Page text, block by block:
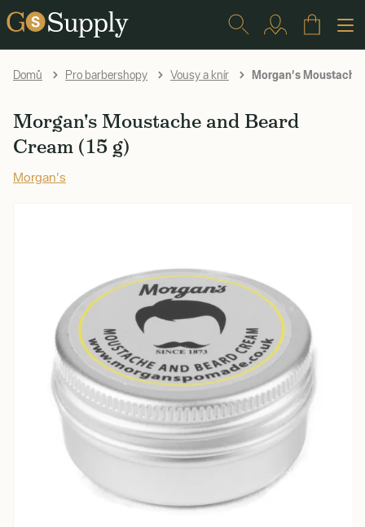
Domů Pro barbershopy Vousy a knír Morgan's Moustache
Morgan's Moustache and Beard
Cream (15 g)
Morgan's